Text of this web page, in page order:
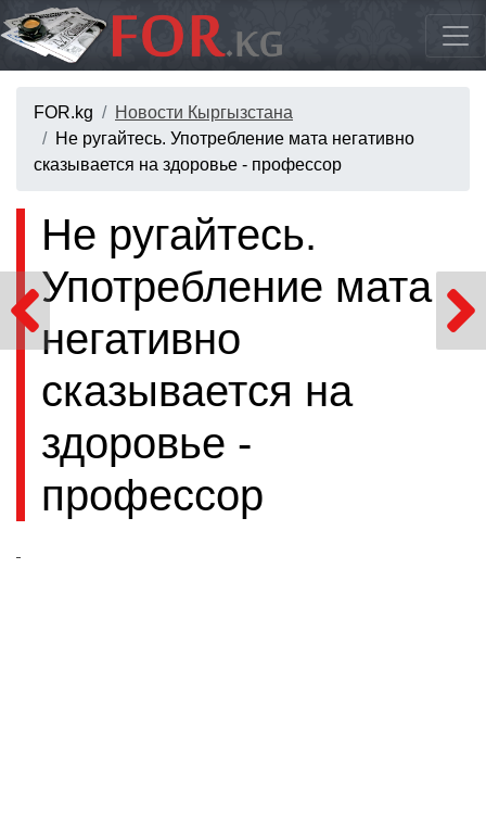
FOR.kg
Новости Кыргызстана
Не ругайтесь. Употребление мата негативно
сказывается на здоровье - профессор
Не ругайтесь.
Употребление мата
негативно
сказывается на
здоровье -
профессор